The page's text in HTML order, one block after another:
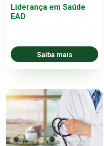
Liderança em Saúde
EAD
Saiba mais